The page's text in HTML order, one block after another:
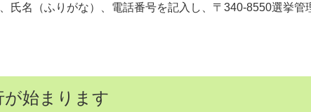
氏名（ふりがな）、電話番号を記入し、〒340-8550選挙管
始まります